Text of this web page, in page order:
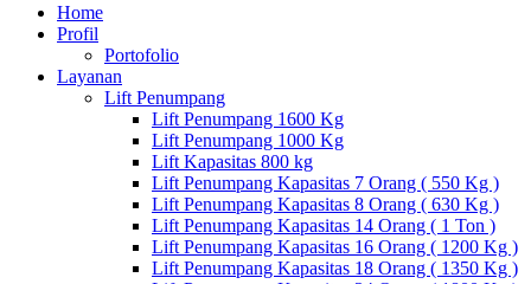
Home
Profil
Portofolio
Layanan
Lift Penumpang
Lift Penumpang 1600 Kg
Lift Penumpang 1000 Kg
Lift Kapasitas 800 kg
Lift Penumpang Kapasitas 7 Orang ( 550 Kg )
Lift Penumpang Kapasitas 8 Orang ( 630 Kg )
Lift Penumpang Kapasitas 14 Orang ( 1 Ton )
Lift Penumpang Kapasitas 16 Orang ( 1200 Kg )
Lift Penumpang Kapasitas 18 Orang ( 1350 Kg )